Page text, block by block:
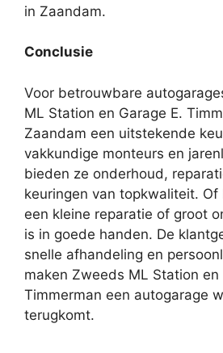
in Zaandam.
Conclusie
Voor betrouwbare
ML Station en Garage E.
Zaandam een uitstekende
vakkundige monteurs en
bieden ze onderhoud,
keuringen van topkwaliteit. Of
een kleine reparatie of groot
is in goede handen. De
snelle afhandeling en
maken Zweeds ML Station en
Timmerman een autogarage
terugkomt.